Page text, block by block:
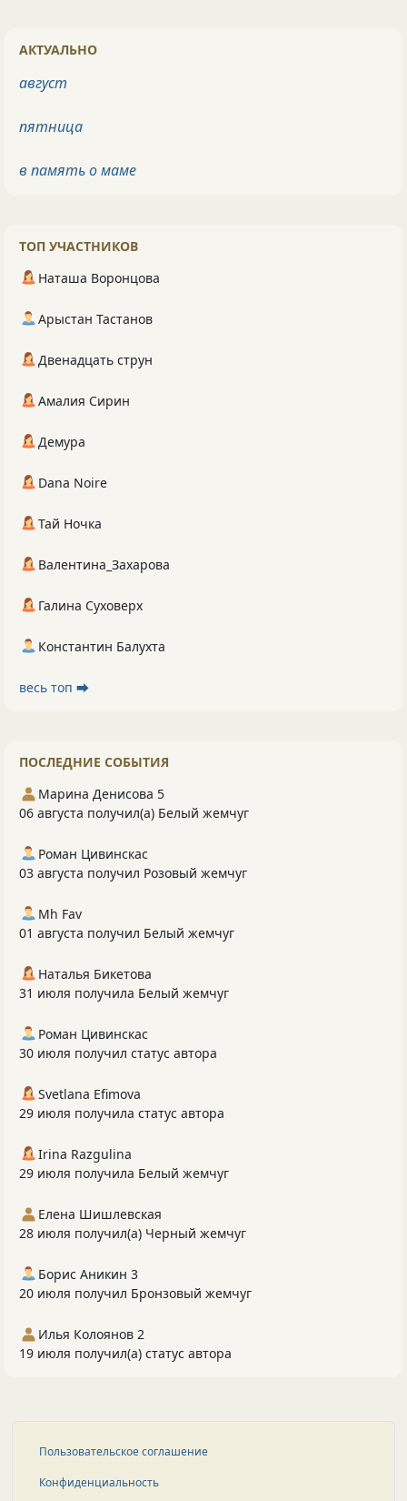
АКТУАЛЬНО
август
пятница
в память о маме
ТОП УЧАСТНИКОВ
Наташа Воронцова
Арыстан Тастанов
Двенадцать струн
Амалия Сирин
Демура
Dana Noire
Тай Ночка
Валентина_Захарова
Галина Суховерх
Константин Балухта
весь топ ⮕
ПОСЛЕДНИЕ СОБЫТИЯ
Марина Денисова 5
06 августа получил(а) Белый жемчуг
Роман Цивинскас
03 августа получил Розовый жемчуг
Mh Fav
01 августа получил Белый жемчуг
Наталья Бикетова
31 июля получила Белый жемчуг
Роман Цивинскас
30 июля получил статус автора
Svetlana Efimova
29 июля получила статус автора
Irina Razgulina
29 июля получила Белый жемчуг
Елена Шишлевская
28 июля получил(а) Черный жемчуг
Борис Аникин 3
20 июля получил Бронзовый жемчуг
Илья Колоянов 2
19 июля получил(а) статус автора
Пользовательское соглашение
Конфиденциальность